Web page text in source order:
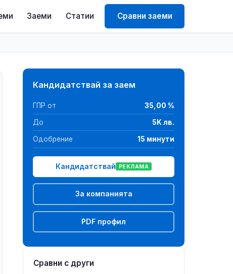
Заеми Статии Сравни заеми
Кандидатствай за заем
ГПР от 35,00 %
До 5K лв.
Одобрение 15 минути
Кандидатствай РЕКЛАМА
За компанията
PDF профил
Сравни с други